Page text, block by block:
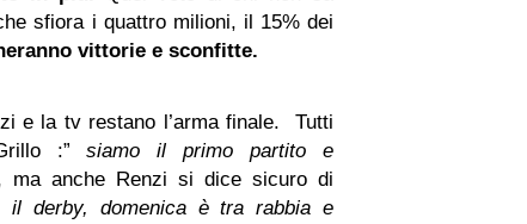
sfiora i quattro milioni, il 15% dei
vittorie e sconfitte.
e la tv restano l’arma finale. Tutti
:”siamo il primo partito e
ma anche Renzi si dice sicuro di
il derby, domenica è tra rabbia e